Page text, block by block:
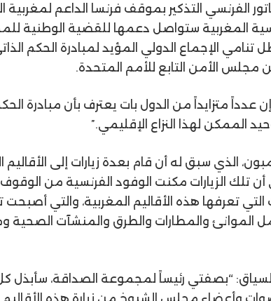
الفرنسي التذكير بموقف فرنسا الداعم
المغربية ستواصل دعمها للقضية الوطنية
تنامي الإجماع الدولي المؤيد لمبادرة الحكم
مجلس الأمن التابع للأمم المتحدة.
عدداً متزايداً من الدول بات يعترف بأن مبادرة
الممكن لهذا النزاع الإقليمي.”
، الذي سبق له أن قام بعدة زيارات إلى
تلك الزيارات مكنت الوفود الفرنسية من الوقوف
التي تعرفها هذه الأقاليم المغربية، والتي
الموانئ والمطارات والطرق والمنشآت الصحية
“بصفتي رئيساً لمجموعة الصداقة، سأبذل
وأعضاء مجلس الشيوخ من زيارة هذه الأقاليم